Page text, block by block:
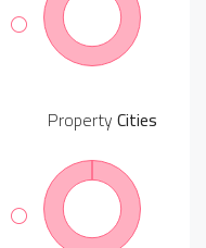
PropertyCities